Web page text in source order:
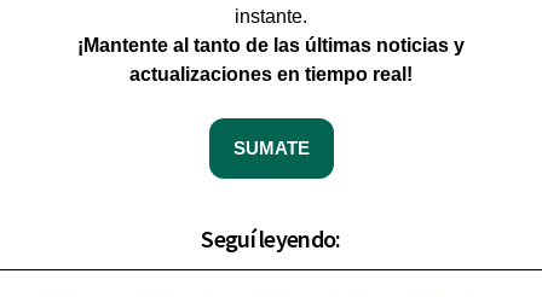
instante.
¡Mantente al tanto de las últimas noticias y
actualizaciones en tiempo real!
SUMATE
Seguí leyendo: